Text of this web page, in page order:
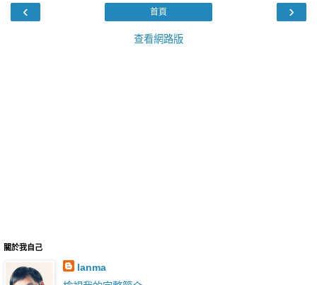
‹ ›
首頁
查看網路版
關於我自己
lanma